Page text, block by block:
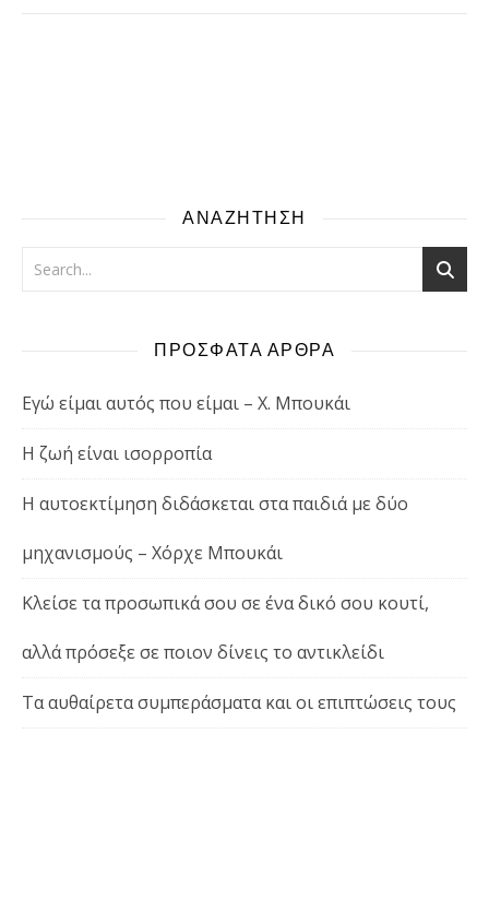
ΑΝΑΖΗΤΗΣΗ
ΠΡΟΣΦΑΤΑ ΑΡΘΡΑ
Εγώ είμαι αυτός που είμαι – Χ. Μπουκάι
Η ζωή είναι ισορροπία
Η αυτοεκτίμηση διδάσκεται στα παιδιά με δύο
μηχανισμούς – Χόρχε Μπουκάι
Κλείσε τα προσωπικά σου σε ένα δικό σου κουτί,
αλλά πρόσεξε σε ποιον δίνεις το αντικλείδι
Τα αυθαίρετα συμπεράσματα και οι επιπτώσεις τους